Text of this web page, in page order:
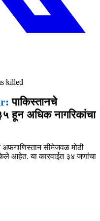
killed
पाकिस्तानचे
हून अधिक नागरिकांचा
सीमेजवळ मोठी
आहेत. या कारवाईत ३४ जणांचा